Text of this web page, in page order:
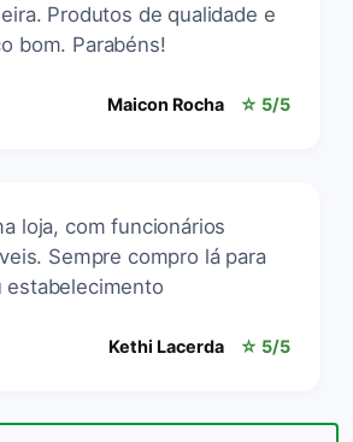
Produtos de qualidade e
bom. Parabéns!
Maicon Rocha ☆ 5/5
loja, com funcionários
Sempre compro lá para
estabelecimento
Kethi Lacerda ☆ 5/5